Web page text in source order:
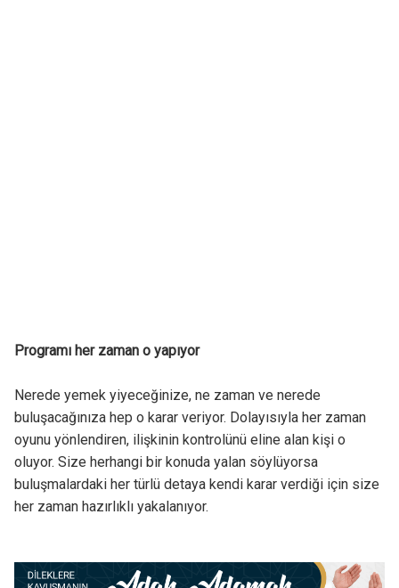
Programı her zaman o yapıyor
Nerede yemek yiyeceğinize, ne zaman ve nerede
buluşacağınıza hep o karar veriyor. Dolayısıyla her zaman
oyunu yönlendiren, ilişkinin kontrolünü eline alan kişi o
oluyor. Size herhangi bir konuda yalan söylüyorsa
buluşmalardaki her türlü detaya kendi karar verdiği için size
her zaman hazırlıklı yakalanıyor.